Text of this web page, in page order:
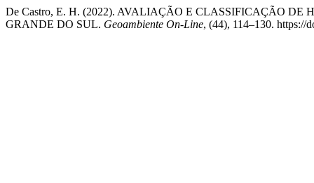
De Castro, E. H. (2022). AVALIAÇÃO E CLASSIFICAÇÃO
GRANDE DO SUL. Geoambiente On-Line, (44), 114–130. https://